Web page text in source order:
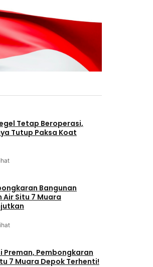
Tetap Beroperasi,
Tutup Paksa Koat
Bangunan
Situ 7 Muara
Preman, Pembongkaran
7 Muara Depok Terhenti!